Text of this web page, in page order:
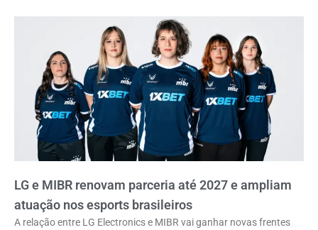
LG e MIBR renovam parceria até 2027 e ampliam
atuação nos esports brasileiros
A relação entre LG Electronics e MIBR vai ganhar novas frentes